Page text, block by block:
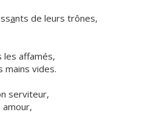
ants de leurs trônes,
les affamés,
mains vides.
serviteur,